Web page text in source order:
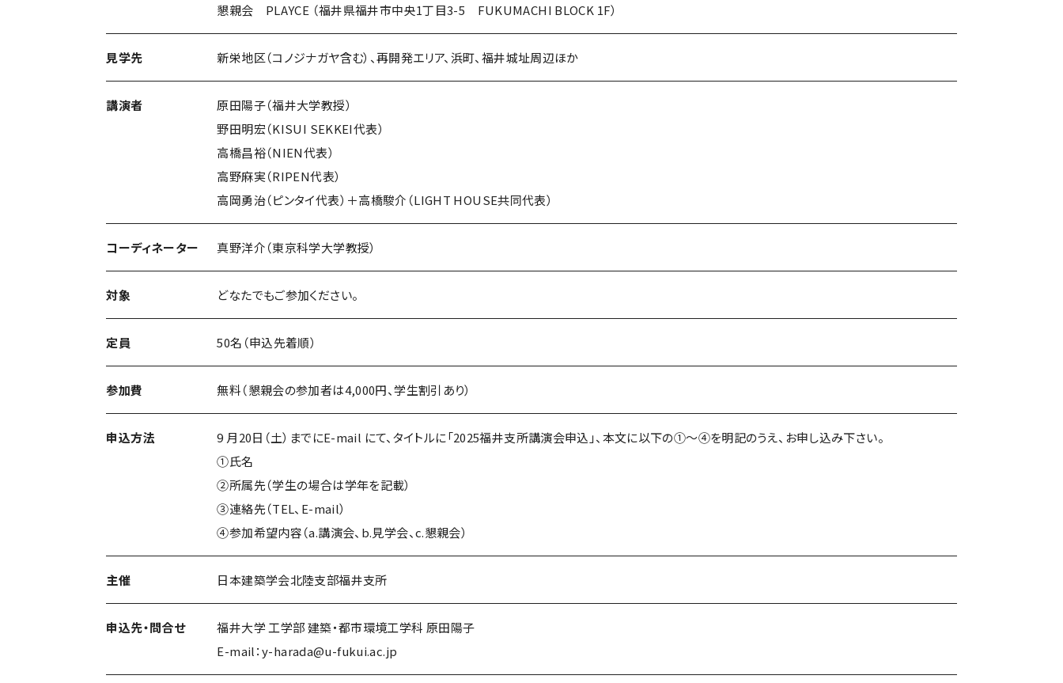
懇親会 PLAYCE （福井県福井市中央1丁目3-5 FUKUMACHI BLOCK 1F）
見学先 新栄地区（コノジナガヤ含む）、再開発エリア、浜町、福井城址周辺ほか
講演者
原田陽子（福井大学教授）
野田明宏（KISUI SEKKEI代表）
高橋昌裕（NIEN代表）
高野麻実（RIPEN代表）
高岡勇治（ピンタイ代表）＋高橋駿介（LIGHT HOUSE共同代表）
コーディネーター 真野洋介（東京科学大学教授）
対象 どなたでもご参加ください。
定員 50名（申込先着順）
参加費 無料（懇親会の参加者は4,000円、学生割引あり）
申込方法
9 月20日（土）までにE-mail にて、タイトルに「2025福井支所講演会申込」、本文に以下の①～④を明記のうえ、お申し込み下さい。
①氏名
②所属先（学生の場合は学年を記載）
③連絡先（TEL、E-mail）
④参加希望内容（a.講演会、b.見学会、c.懇親会）
主催 日本建築学会北陸支部福井支所
申込先・問合せ
福井大学 工学部 建築・都市環境工学科 原田陽子
E-mail：y-harada@u-fukui.ac.jp